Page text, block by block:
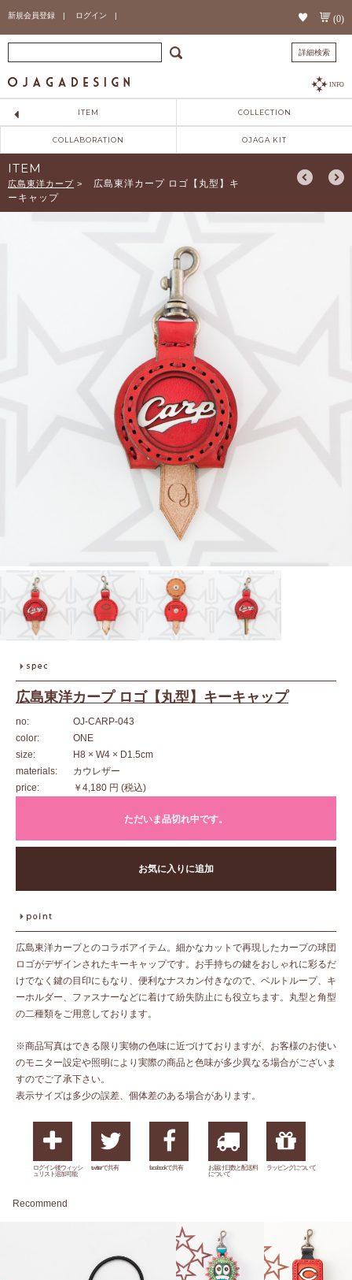
新規会員登録 | ログイン | (0)
詳細検索
INFO
ITEM COLLECTION
COLLABORATION OJAGA KIT
ITEM
広島東洋カープ >
広島東洋カープ ロゴ【丸型】キ
ーキャップ
広島東洋カープ ロゴ【丸型】キーキャップ
no:
OJ-CARP-043
color:
ONE
size:
H8 × W4 × D1.5cm
materials:
カウレザー
price:
￥4,180 円 (税込)
ただいま品切れ中です。
お気に入りに追加
広島東洋カープとのコラボアイテム。細かなカットで再現したカープの球団
ロゴがデザインされたキーキャップです。お手持ちの鍵をおしゃれに彩るだ
けでなく鍵の目印にもなり、便利なナスカン付きなので、ベルトループ、キ
ーホルダー、ファスナーなどに着けて紛失防止にも役立ちます。丸型と角型
の二種類をご用意しております。
※商品写真はできる限り実物の色味に近づけておりますが、お客様のお使い
のモニター設定や照明により実際の商品と色味が多少異なる場合がございま
すのでご了承下さい。
表示サイズは多少の誤差、個体差のある場合があります。
ログイン後ウィッシ
ュリスト追加可能
twitterで共有 facebookで共有
お届け日数と配送料
について
ラッピングについて
Recommend